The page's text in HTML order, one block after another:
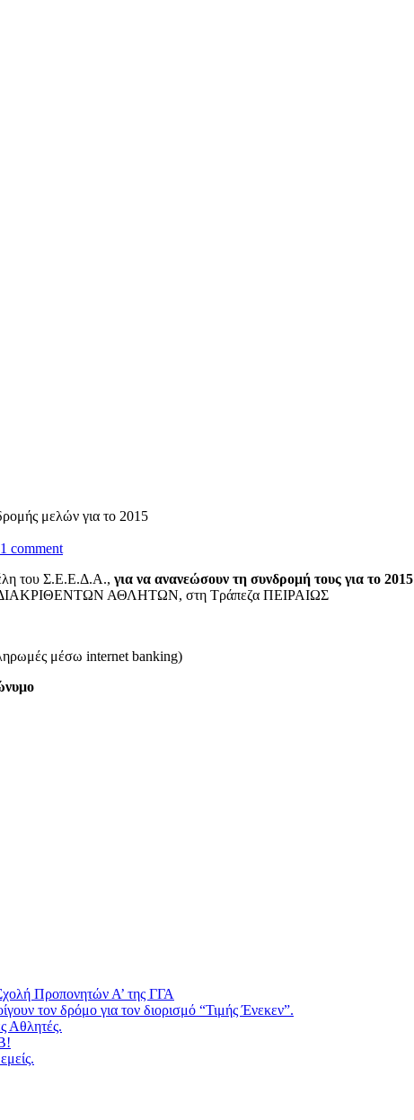
μελών για το 2015
1 comment
του Σ.Ε.Ε.Δ.Α., για να ανανεώσουν τη συνδρομή τους για το 2015
ΑΘΛΗΤΩΝ, στη Τράπεζα ΠΕΙΡΑΙΩΣ
μέσω internet banking)
Προπονητών Α’ της ΓΓΑ
τον δρόμο για τον διορισμό “Τιμής Ένεκεν”.
Αθλητές.